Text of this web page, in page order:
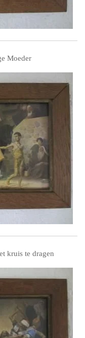
Moeder
kruis te dragen